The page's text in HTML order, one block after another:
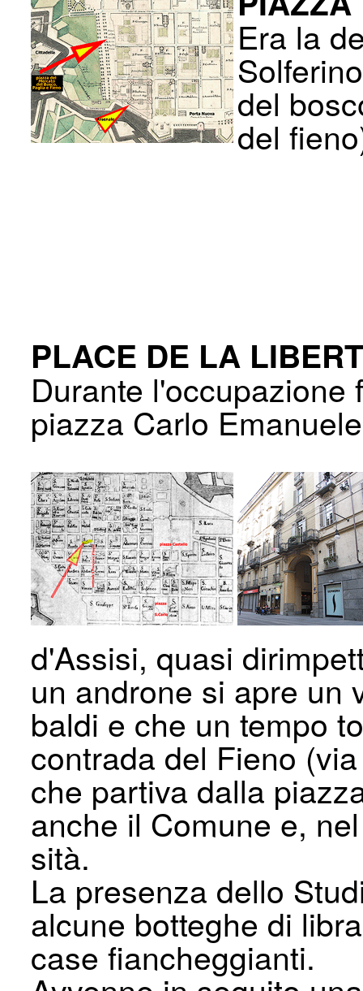
Era la
del
del
PLACE DE LA
Durante
piazza Carlo
d'Assisi, quasi
un androne si apre
baldi e che un tempo
contrada del Fieno
che partiva dalla
anche il Comune e,
sità.
La presenza dello
alcune botte­ghe di
case fiancheggianti.